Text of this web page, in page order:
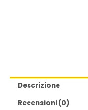
Descrizione
Recensioni (0)